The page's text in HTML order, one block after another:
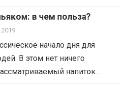
в чем польза?
начало дня для
В этом нет ничего
напиток…